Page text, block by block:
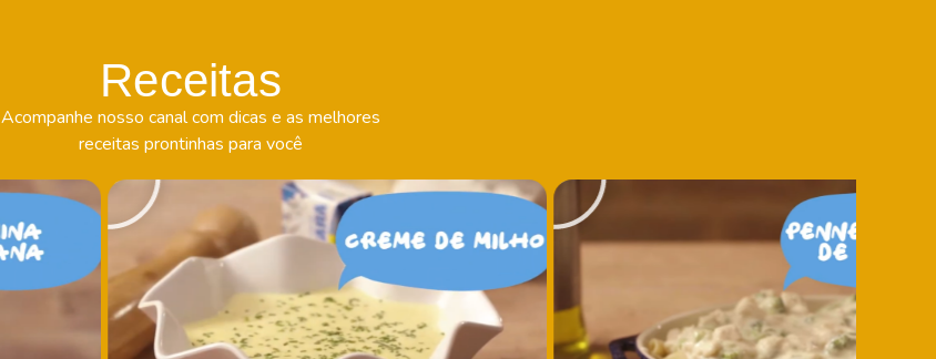
Receitas
Acompanhe nosso canal com dicas e as melhores
receitas prontinhas para você